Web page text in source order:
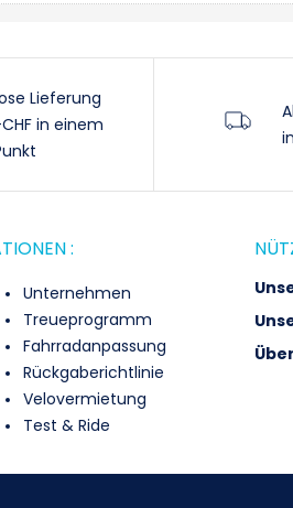
Lieferung
in einem
:
Unternehmen
Treueprogramm
Fahrradanpassung
Rückgaberichtlinie
Velovermietung
Test & Ride